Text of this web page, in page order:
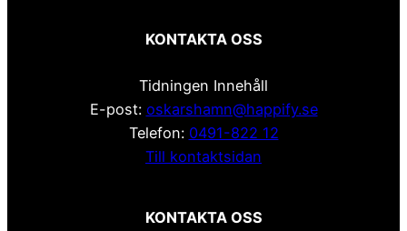
KONTAKTA OSS
Tidningen Innehåll
E-post: oskarshamn@happify.se
Telefon: 0491-822 12
Till kontaktsidan
KONTAKTA OSS